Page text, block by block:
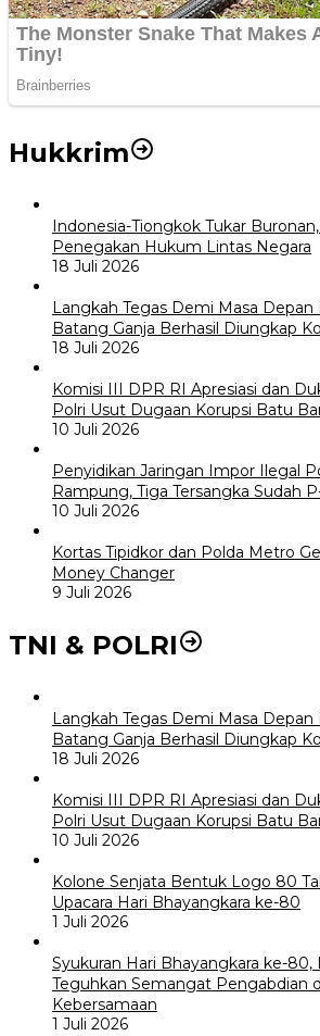
Hukkrim
Indonesia-Tiongkok Tukar
Penegakan Hukum Lintas Negara
18 Juli 2026
Langkah Tegas Demi Masa Depan
Batang Ganja Berhasil Diungkap
18 Juli 2026
Komisi III DPR RI Apresiasi dan
Polri Usut Dugaan Korupsi Batu
10 Juli 2026
Penyidikan Jaringan Impor Ilegal
Rampung, Tiga Tersangka Sudah
10 Juli 2026
Kortas Tipidkor dan Polda Metro
Money Changer
9 Juli 2026
TNI & POLRI
Langkah Tegas Demi Masa Depan
Batang Ganja Berhasil Diungkap
18 Juli 2026
Komisi III DPR RI Apresiasi dan
Polri Usut Dugaan Korupsi Batu
10 Juli 2026
Kolone Senjata Bentuk Logo 80
Upacara Hari Bhayangkara ke-80
1 Juli 2026
Syukuran Hari Bhayangkara ke-80,
Teguhkan Semangat Pengabdian
Kebersamaan
1 Juli 2026